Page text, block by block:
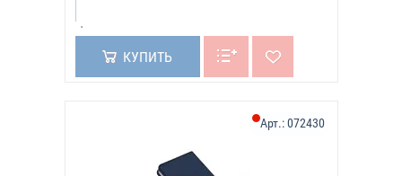
КУПИТЬ
Арт.:072430